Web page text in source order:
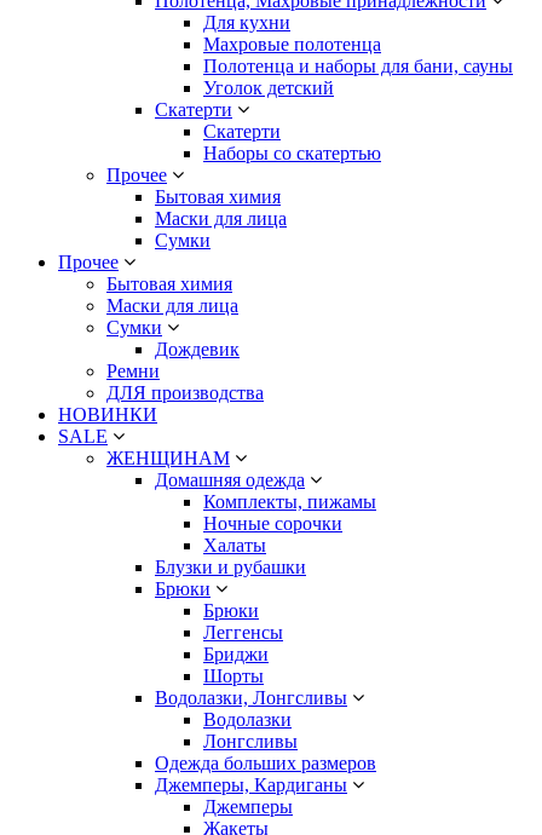
Для кухни
Махровые полотенца
Полотенца и наборы для бани, сауны
Уголок детский
Скатерти
Скатерти
Наборы со скатертью
Прочее
Бытовая химия
Маски для лица
Сумки
Прочее
Бытовая химия
Маски для лица
Сумки
Дождевик
Ремни
ДЛЯ производства
НОВИНКИ
SALE
ЖЕНЩИНАМ
Домашняя одежда
Комплекты, пижамы
Ночные сорочки
Халаты
Блузки и рубашки
Брюки
Брюки
Леггенсы
Бриджи
Шорты
Водолазки, Лонгсливы
Водолазки
Лонгсливы
Одежда больших размеров
Джемперы, Кардиганы
Джемперы
Жакеты